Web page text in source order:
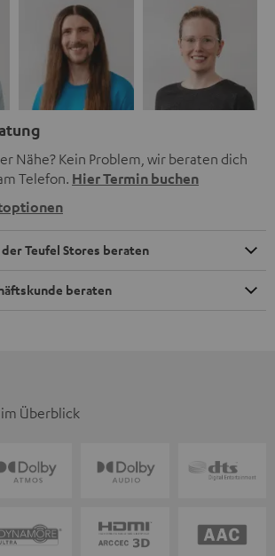
Nähe? Kein Problem, wir beraten dich
Telefon. Hier Termin buchen
Teufel Stores beraten
beraten
Überblick